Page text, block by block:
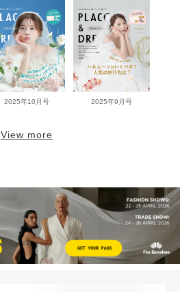
2025年10月号 2025年9月号
View more